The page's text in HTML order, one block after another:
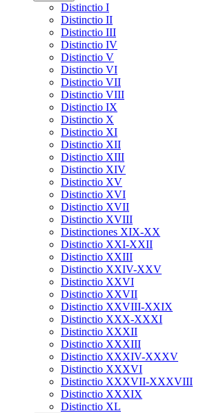
Distinctio I
Distinctio II
Distinctio III
Distinctio IV
Distinctio V
Distinctio VI
Distinctio VII
Distinctio VIII
Distinctio IX
Distinctio X
Distinctio XI
Distinctio XII
Distinctio XIII
Distinctio XIV
Distinctio XV
Distinctio XVI
Distinctio XVII
Distinctio XVIII
Distinctiones XIX-XX
Distinctio XXI-XXII
Distinctio XXIII
Distinctio XXIV-XXV
Distinctio XXVI
Distinctio XXVII
Distinctio XXVIII-XXIX
Distinctio XXX-XXXI
Distinctio XXXII
Distinctio XXXIII
Distinctio XXXIV-XXXV
Distinctio XXXVI
Distinctio XXXVII-XXXVIII
Distinctio XXXIX
Distinctio XL